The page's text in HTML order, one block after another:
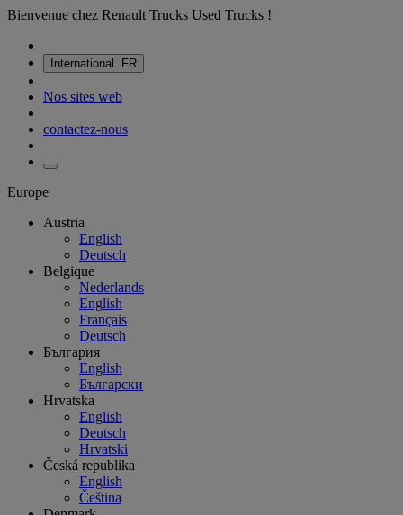
Bienvenue chez Renault Trucks Used Trucks !
International FR
Nos sites web
contactez-nous
Europe
Austria
English
Deutsch
Belgique
Nederlands
English
Français
Deutsch
България
English
Български
Hrvatska
English
Deutsch
Hrvatski
Česká republika
English
Čeština